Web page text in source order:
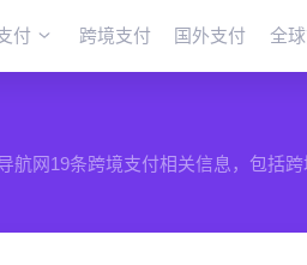
付 跨境支付 国外支付 全
航网19条跨境支付相关信息，包括